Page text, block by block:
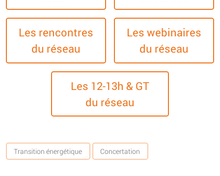
Les rencontres
du réseau
Les webinaires
du réseau
Les 12-13h & GT
du réseau
Transition énergétique Concertation